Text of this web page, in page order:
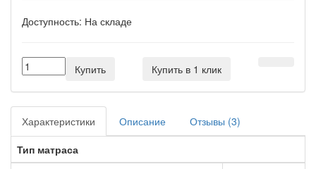
Доступность: На складе
Купить Купить в 1 клик
Характеристики Описание
Отзывы (3)
Тип матраса